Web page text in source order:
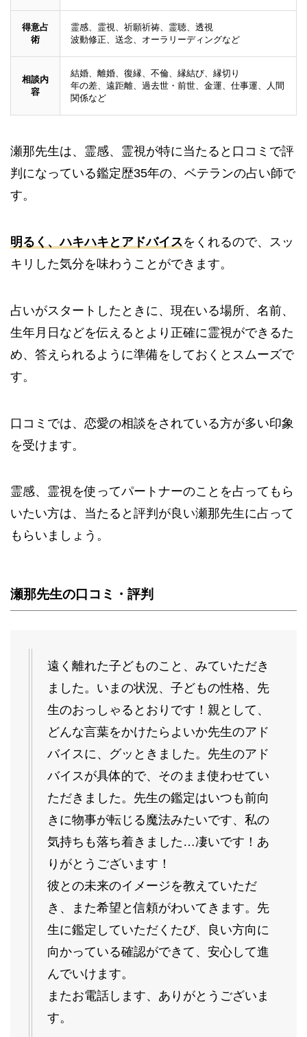
得意占
術
霊感、霊視、祈願祈祷、霊聴、透視
波動修正、送念、オーラリーディングなど
相談内
容
結婚、離婚、復縁、不倫、縁結び、縁切り
年の差、遠距離、過去世・前世、金運、仕事運、人間
関係など
瀬那先生は、霊感、霊視が特に当たると口コミで評
判になっている鑑定歴35年の、ベテランの占い師で
す。
明るく、ハキハキとアドバイスをくれるので、スッ
キリした気分を味わうことができます。
占いがスタートしたときに、現在いる場所、名前、
生年月日などを伝えるとより正確に霊視ができるた
め、答えられるように準備をしておくとスムーズで
す。
口コミでは、恋愛の相談をされている方が多い印象
を受けます。
霊感、霊視を使ってパートナーのことを占ってもら
いたい方は、当たると評判が良い瀬那先生に占って
もらいましょう。
瀬那先生の口コミ・評判
遠く離れた子どものこと、みていただき
ました。いまの状況、子どもの性格、先
生のおっしゃるとおりです！親として、
どんな言葉をかけたらよいか先生のアド
バイスに、グッときました。先生のアド
バイスが具体的で、そのまま使わせてい
ただきました。先生の鑑定はいつも前向
きに物事が転じる魔法みたいです、私の
気持ちも落ち着きました…凄いです！あ
りがとうございます！
彼との未来のイメージを教えていただ
き、また希望と信頼がわいてきます。先
生に鑑定していただくたび、良い方向に
向かっている確認ができて、安心して進
んでいけます。
またお電話します、ありがとうございま
す。